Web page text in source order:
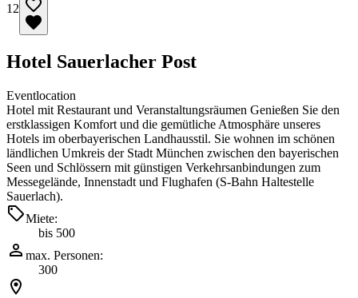
12
Hotel Sauerlacher Post
Eventlocation
Hotel mit Restaurant und Veranstaltungsräumen Genießen Sie den
erstklassigen Komfort und die gemütliche Atmosphäre unseres
Hotels im oberbayerischen Landhausstil. Sie wohnen im schönen
ländlichen Umkreis der Stadt München zwischen den bayerischen
Seen und Schlössern mit günstigen Verkehrsanbindungen zum
Messegelände, Innenstadt und Flughafen (S-Bahn Haltestelle
Sauerlach).
Miete:
bis 500
max. Personen:
300